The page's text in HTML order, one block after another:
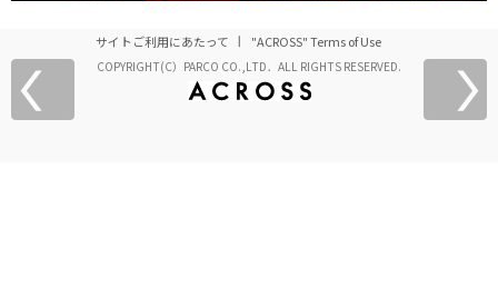
サイトご利用にあたって "ACROSS" Terms of Use
COPYRIGHT(C）PARCO CO.,LTD．ALL RIGHTS RESERVED.